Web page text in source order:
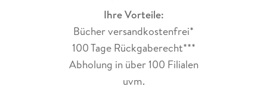
Ihre Vorteile:
Bücher versandkostenfrei*
100 Tage Rückgaberecht***
Abholung in über 100 Filialen
uvm.